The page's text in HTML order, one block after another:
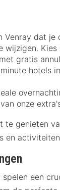
Venray dat
wijzigen. Kies
gratis
hotels
onze
te genieten
en
spelen een